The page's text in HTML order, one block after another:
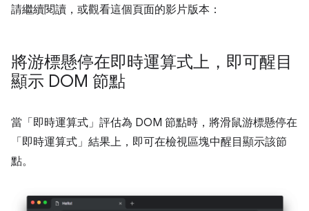
請繼續閱讀，或觀看這個頁面的影片版本：
將游標懸停在即時運算式上，即可醒目
顯示 DOM 節點
當「即時運算式」 評估為 DOM 節點時，將滑鼠游標懸停在
「即時運算式」結果上，即可在檢視區塊中醒目顯示該節
點。